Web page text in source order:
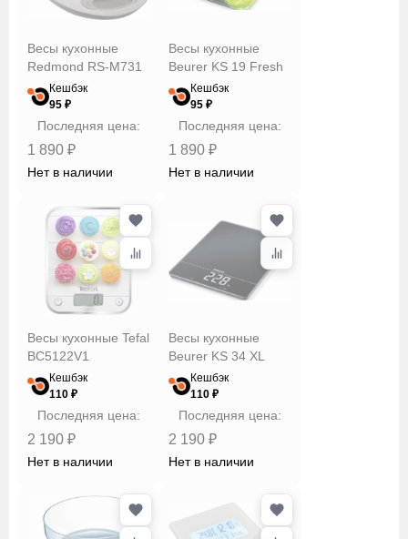
Весы кухонные
Redmond RS-M731
Кешбэк
95 ₽
Последняя цена:
1 890 ₽
Нет в наличии
Весы кухонные
Beurer KS 19 Fresh
Кешбэк
95 ₽
Последняя цена:
1 890 ₽
Нет в наличии
Весы кухонные Tefal
BC5122V1
Кешбэк
110 ₽
Последняя цена:
2 190 ₽
Нет в наличии
Весы кухонные
Beurer KS 34 XL
Кешбэк
110 ₽
Последняя цена:
2 190 ₽
Нет в наличии